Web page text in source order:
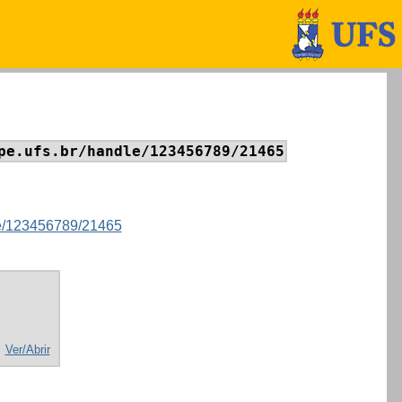
handle/123456789/21465
123456789/21465
Ver/Abrir